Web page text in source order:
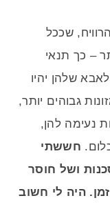
שככל
– כך תנאי
שלהן יהיו
גבוהים יותר,
נעימה להן,
חששתי
ושל חוסר
היה לי חשוב